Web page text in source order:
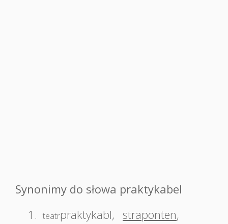
Synonimy do słowa praktykabel
1. teatrpraktykabl, straponten,